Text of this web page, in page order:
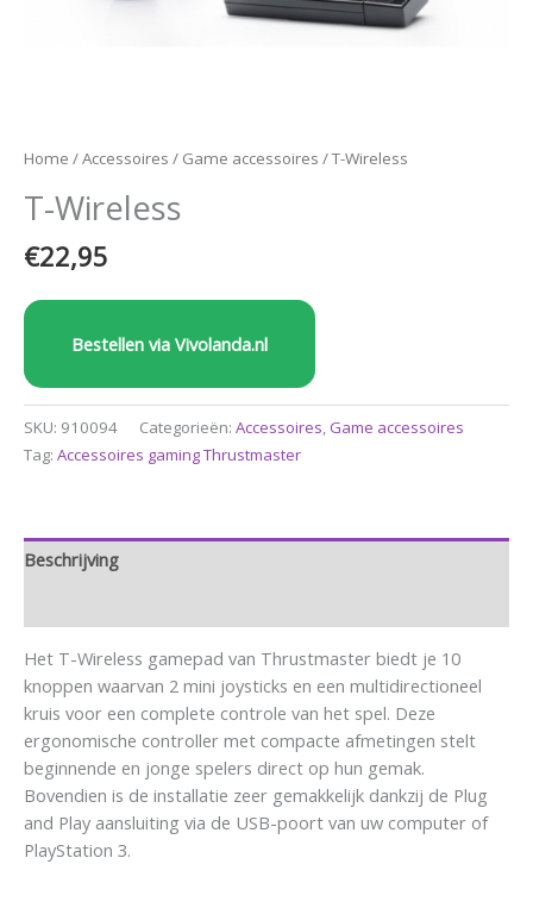
Home /Accessoires / Game accessoires / T-Wireless
T-Wireless
€22,95
Bestellen via Vivolanda.nl
SKU: 910094 Categorieën: Accessoires, Game accessoires
Tag: Accessoires gaming Thrustmaster
Beschrijving
Het T-Wireless gamepad van Thrustmaster biedt je 10
knoppen waarvan 2 mini joysticks en een multidirectioneel
kruis voor een complete controle van het spel. Deze
ergonomische controller met compacte afmetingen stelt
beginnende en jonge spelers direct op hun gemak.
Bovendien is de installatie zeer gemakkelijk dankzij de Plug
and Play aansluiting via de USB-poort van uw computer of
PlayStation 3.